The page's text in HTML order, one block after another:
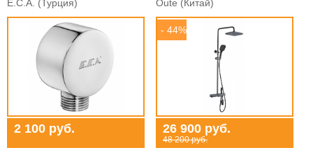
E.C.A. (Турция)
2 100 руб.
Oute (Китай)
- 44%
26 900 руб.
48 200 руб.